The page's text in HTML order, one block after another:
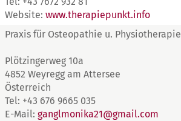
Website: www.therapiepunkt.info
Praxis für Osteopathie u. Physiotherapie
Plötzingerweg 10a
4852 Weyregg am Attersee
Österreich
Tel: +43 676 9665 035
E-Mail: ganglmonika21@gmail.com